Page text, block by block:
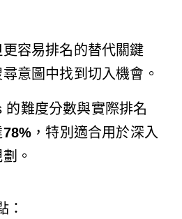
容易排名的替代關鍵
意圖中找到切入機會。
的難度分數與實際排名
78% ，特別適合用於深入
。
：